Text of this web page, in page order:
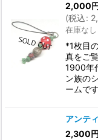
2,000
(税込:
在庫なし
*1枚目
真をご
1900年
ン族の
ームで
アンテ
2,300円